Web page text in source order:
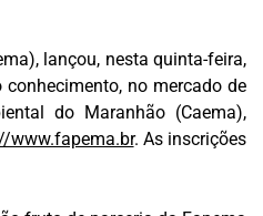
lançou, nesta quinta-feira,
no mercado de
do Maranhão (Caema),
www.fapema.br. As inscrições